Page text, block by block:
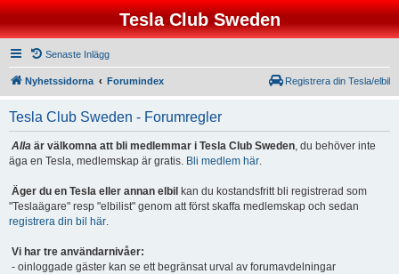
Tesla Club Sweden
Senaste Inlägg
Nyhetssidorna Forumindex Registrera din Tesla/elbil
Tesla Club Sweden - Forumregler
Alla är välkomna att bli medlemmar i Tesla Club Sweden, du behöver inte
äga en Tesla, medlemskap är gratis. Bli medlem här.
Äger du en Tesla eller annan elbil kan du kostandsfritt bli registrerad som
"Teslaägare" resp "elbilist" genom att först skaffa medlemskap och sedan
registrera din bil här.
Vi har tre användarnivåer:
- oinloggade gäster kan se ett begränsat urval av forumavdelningar